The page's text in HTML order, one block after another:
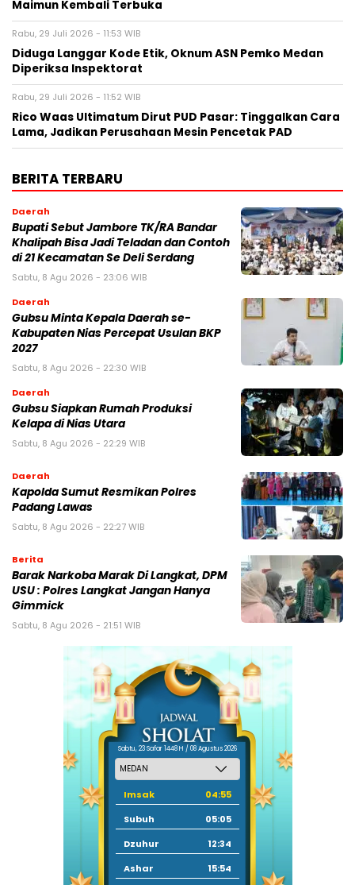
Maimun Kembali Terbuka
Rabu, 29 Juli 2026 - 11:53 WIB
Diduga Langgar Kode Etik, Oknum ASN Pemko Medan
Diperiksa Inspektorat
Rabu, 29 Juli 2026 - 11:52 WIB
Rico Waas Ultimatum Dirut PUD Pasar: Tinggalkan Cara
Lama, Jadikan Perusahaan Mesin Pencetak PAD
BERITA TERBARU
Daerah
Bupati Sebut Jambore TK/RA Bandar
Khalipah Bisa Jadi Teladan dan Contoh
di 21 Kecamatan Se Deli Serdang
Sabtu, 8 Agu 2026 - 23:06 WIB
Daerah
Gubsu Minta Kepala Daerah se-
Kabupaten Nias Percepat Usulan BKP
2027
Sabtu, 8 Agu 2026 - 22:30 WIB
Daerah
Gubsu Siapkan Rumah Produksi
Kelapa di Nias Utara
Sabtu, 8 Agu 2026 - 22:29 WIB
Daerah
Kapolda Sumut Resmikan Polres
Padang Lawas
Sabtu, 8 Agu 2026 - 22:27 WIB
Berita
Barak Narkoba Marak Di Langkat, DPM
USU : Polres Langkat Jangan Hanya
Gimmick
Sabtu, 8 Agu 2026 - 21:51 WIB
Sabtu, 23 Safar 1448 H / 08 Agustus 2026
Imsak
04:55
Subuh
05:05
Dzuhur
12:34
Ashar
15:54